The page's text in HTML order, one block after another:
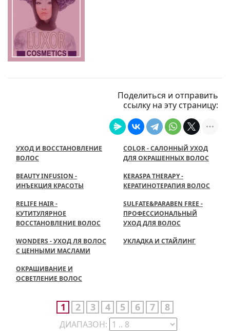
Поделиться и отправить
ссылку на эту страницу:
УХОД И ВОССТАНОВЛЕНИЕ
ВОЛОС
COLOR - САЛОННЫЙ УХОД
ДЛЯ ОКРАШЕННЫХ ВОЛОС
BEAUTY INFUSION -
ИНЪЕКЦИЯ КРАСОТЫ
KERASPA THERAPY -
КЕРАТИНОТЕРАПИЯ ВОЛОС
RELIFE HAIR -
КУТИТУЛЯРНОЕ
ВОССТАНОВЛЕНИЕ ВОЛОС
SULFATE&PARABEN FREE -
ПРОФЕССИОНАЛЬНЫЙ
УХОД ДЛЯ ВОЛОС
WONDERS - УХОД ЛЯ ВОЛОС
С ЦЕННЫМИ МАСЛАМИ
УКЛАДКА И СТАЙЛИНГ
ОКРАШИВАНИЕ И
ОСВЕТЛЕНИЕ ВОЛОС
1 2 3 4 5 6 7 8
ДИАПАЗОН: